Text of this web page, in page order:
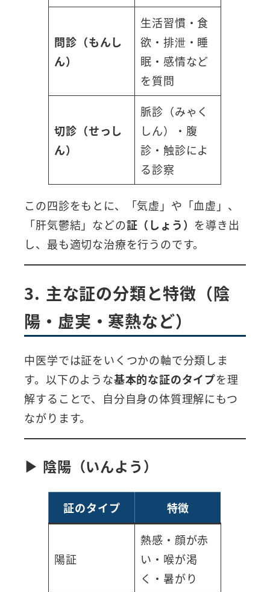
問診（もんし
ん）
生活習慣・食
欲・排泄・睡
眠・感情など
を質問
切診（せっし
ん）
脈診（みゃく
しん）・腹
診・触診によ
る診察
この四診をもとに、「気虚」や「血虚」、
「肝気鬱結」などの証（しょう） を導き出
し、最も適切な治療を行うのです。
3. 主な証の分類と特徴（陰
陽・虚実・寒熱など）
中医学では証をいくつかの軸で分類しま
す。以下のような基本的な証のタイプを理
解することで、自分自身の体質理解にもつ
ながります。
▶ 陰陽（いんよう）
証のタイプ 特徴
陽証
熱感・顔が赤
い・喉が渇
く・暑がり